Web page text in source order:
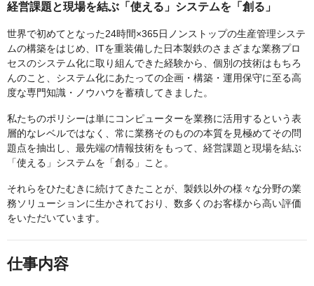
経営課題と現場を結ぶ「使える」システムを「創る」
世界で初めてとなった24時間×365日ノンストップの生産管理システ
ムの構築をはじめ、ITを重装備した日本製鉄のさまざまな業務プロ
セスのシステム化に取り組んできた経験から、個別の技術はもちろ
んのこと、システム化にあたっての企画・構築・運用保守に至る高
度な専門知識・ノウハウを蓄積してきました。
私たちのポリシーは単にコンピューターを業務に活用するという表
層的なレベルではなく、常に業務そのものの本質を見極めてその問
題点を抽出し、最先端の情報技術をもって、経営課題と現場を結ぶ
「使える」システムを「創る」こと。
それらをひたむきに続けてきたことが、製鉄以外の様々な分野の業
務ソリューションに生かされており、数多くのお客様から高い評価
をいただいています。
仕事内容